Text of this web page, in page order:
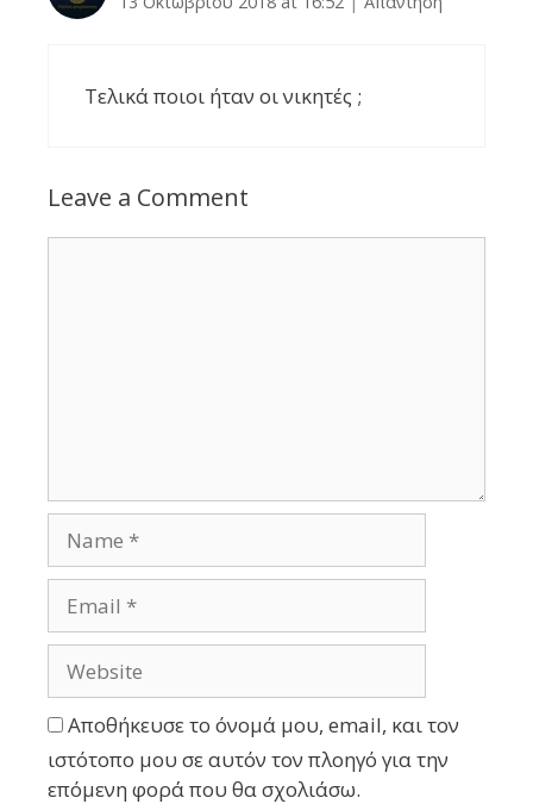
Τελικά ποιοι ήταν οι νικητές ;
Leave a Comment
Αποθήκευσε το όνομά μου, email, και τον
ιστότοπο μου σε αυτόν τον πλοηγό για την
επόμενη φορά που θα σχολιάσω.